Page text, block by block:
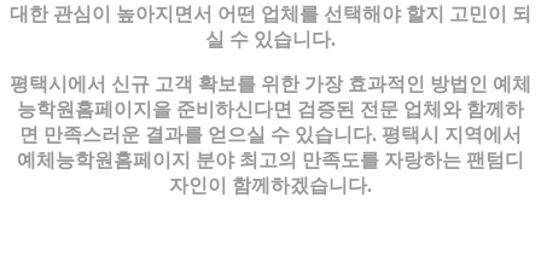
대한 관심이 높아지면서 어떤 업체를 선택해야 할지 고민이 되
실 수 있습니다.
평택시에서 신규 고객 확보를 위한 가장 효과적인 방법인 예체
능학원홈페이지을 준비하신다면 검증된 전문 업체와 함께하
면 만족스러운 결과를 얻으실 수 있습니다. 평택시 지역에서
예체능학원홈페이지 분야 최고의 만족도를 자랑하는 팬텀디
자인이 함께하겠습니다.